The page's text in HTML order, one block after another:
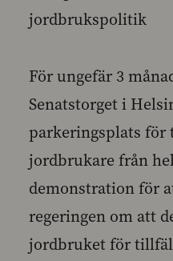
jordbrukspolitik
För ungefär 3
Senatstorget i
parkeringsplats för
jordbrukare från
demonstration för
regeringen om att
jordbruket för